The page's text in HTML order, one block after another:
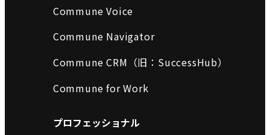
Commune Voice
Commune Navigator
Commune CRM（旧：SuccessHub）
Commune for Work
プロフェッショナル